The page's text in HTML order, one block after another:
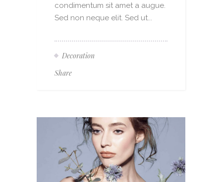
condimentum sit amet a augue.
Sed non neque elit. Sed ut...
Decoration
Share